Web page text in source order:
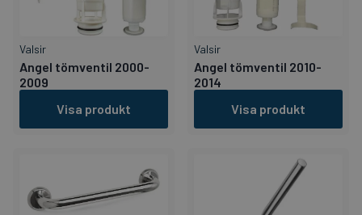
Valsir
Angel tömventil 2000-
2009
Visa produkt
Valsir
Angel tömventil 2010-
2014
Visa produkt